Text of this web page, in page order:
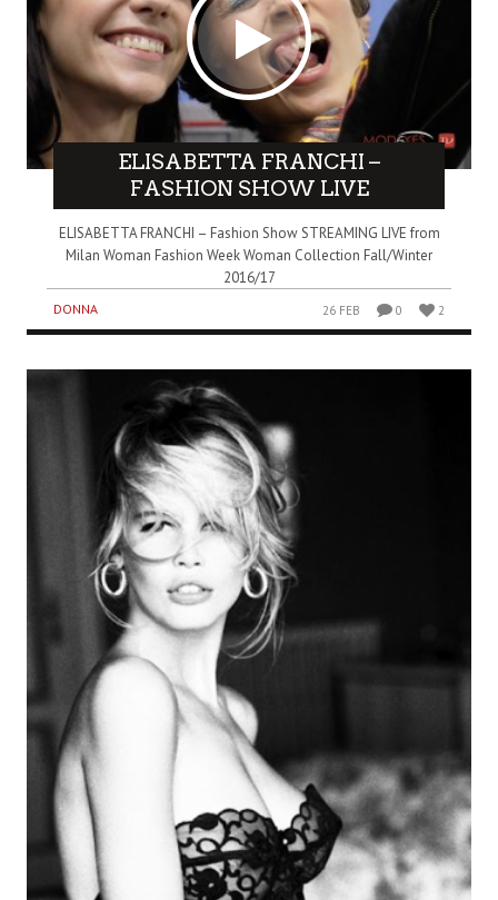
ELISABETTA FRANCHI –
FASHION SHOW LIVE
ELISABETTA FRANCHI – Fashion Show STREAMING LIVE from
Milan Woman Fashion Week Woman Collection Fall/Winter
2016/17
DONNA 26 FEB 0 2